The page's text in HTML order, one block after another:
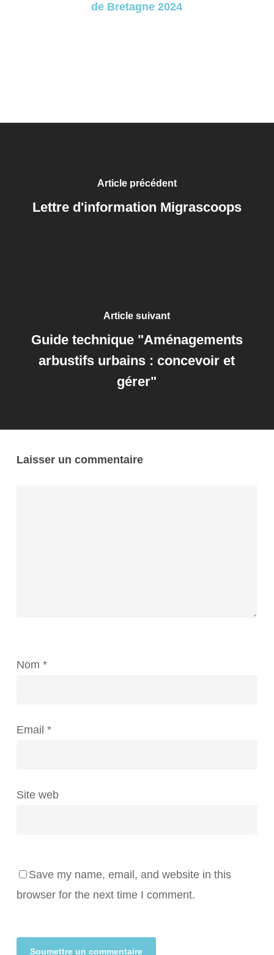
de Bretagne 2024
Article précédent
Lettre d'information Migrascoops
Article suivant
Guide technique "Aménagements
arbustifs urbains : concevoir et
gérer"
Laisser un commentaire
Nom *
Email *
Site web
Save my name, email, and website in this
browser for the next time I comment.